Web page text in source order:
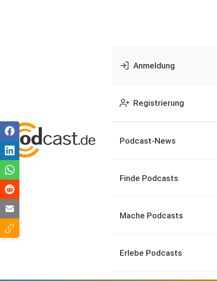
Anmeldung
Registrierung
Podcast-News
Finde Podcasts
Mache Podcasts
Erlebe Podcasts